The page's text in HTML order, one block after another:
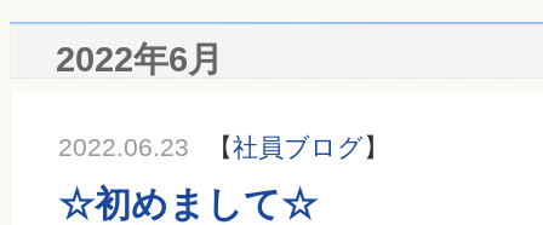
2022年6月
2022.06.23 【社員ブログ】
☆初めまして☆